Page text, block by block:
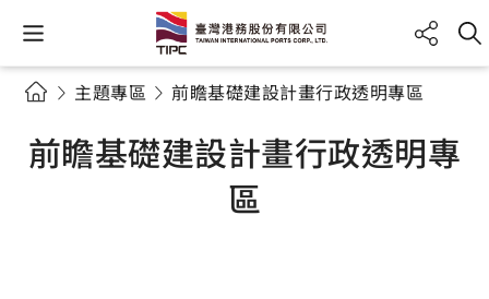
主題專區 前瞻基礎建設計畫行政透明專區
前瞻基礎建設計畫行政透明專
區